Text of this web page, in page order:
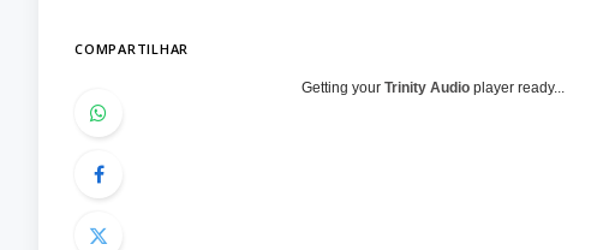
COMPARTILHAR
Getting yourTrinity Audio player ready...